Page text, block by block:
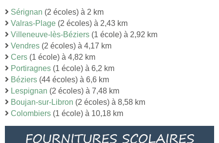
Sérignan (2 écoles) à 2 km
Valras-Plage (2 écoles) à 2,43 km
Villeneuve-lès-Béziers (1 école) à 2,92 km
Vendres (2 écoles) à 4,17 km
Cers (1 école) à 4,82 km
Portiragnes (1 école) à 6,2 km
Béziers (44 écoles) à 6,6 km
Lespignan (2 écoles) à 7,48 km
Boujan-sur-Libron (2 écoles) à 8,58 km
Colombiers (1 école) à 10,18 km